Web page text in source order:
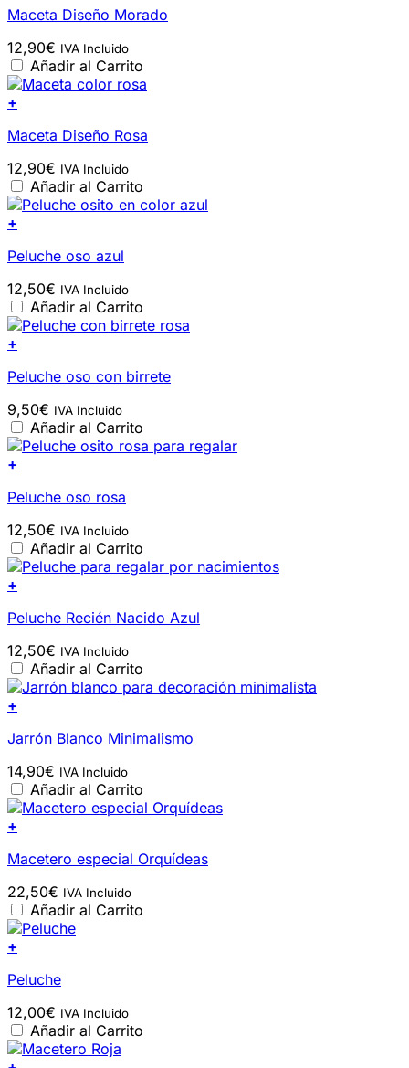
Maceta Diseño Morado
12,90€ IVA Incluido
Añadir al Carrito
+
Maceta Diseño Rosa
12,90€ IVA Incluido
Añadir al Carrito
+
Peluche oso azul
12,50€ IVA Incluido
Añadir al Carrito
+
Peluche oso con birrete
9,50€ IVA Incluido
Añadir al Carrito
+
Peluche oso rosa
12,50€ IVA Incluido
Añadir al Carrito
+
Peluche Recién Nacido Azul
12,50€ IVA Incluido
Añadir al Carrito
+
Jarrón Blanco Minimalismo
14,90€ IVA Incluido
Añadir al Carrito
+
Macetero especial Orquídeas
22,50€ IVA Incluido
Añadir al Carrito
+
Peluche
12,00€ IVA Incluido
Añadir al Carrito